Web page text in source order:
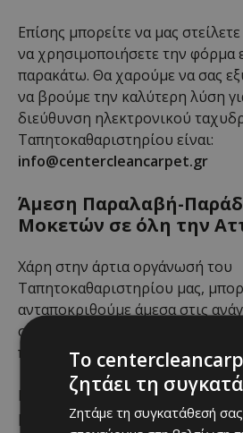
Επίσης μπορείτε να μας
να χρησιμοποιήσετε την φόρμα
παρακάτω. Θα χαρούμε να σας
να βρούμε την καλύτερη λύση
διεύθυνση ηλεκτρονικού
Ταπητοκαθαριστηρίου είναι:
info@centercleancarpet.gr
Άμεση Παραλαβή-
Μοκετών σε όλη την
Χάρη στην άρτια οργάνωσή του
Ταπητοκαθαριστηρίου μας,
ανταποκριθούμε άμεσα στις
σε όλη την Αττική και τον
παραλαβή παράδοση χαλιών και
Επιπλέον, μετά από
μπορούμε, ακόμα κι αν είστε σε
To
ζητάει τη
Zητάμε τη συγκατάθεσή